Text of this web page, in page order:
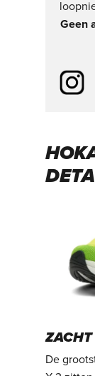
Geen
ZACHT
De